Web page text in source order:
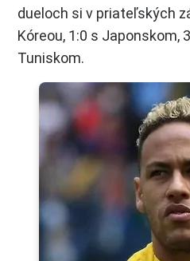
dueloch si v priateľských
Kóreou, 1:0 s Japonskom,
Tuniskom.